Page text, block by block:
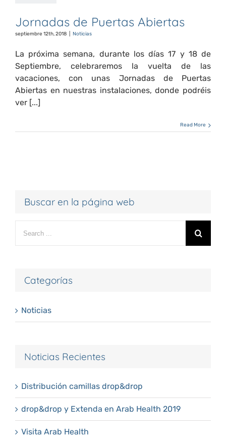
Jornadas de Puertas Abiertas
septiembre 12th, 2018 Noticias
La próxima semana, durante los días 17 y 18 de
Septiembre, celebraremos la vuelta de las
vacaciones, con unas Jornadas de Puertas
Abiertas en nuestras instalaciones, donde podréis
ver [...]
Read More
Buscar en la página web
for:
Categorías
Noticias
Noticias Recientes
Distribución camillas drop&drop
drop&drop y Extenda en Arab Health 2019
Visita Arab Health